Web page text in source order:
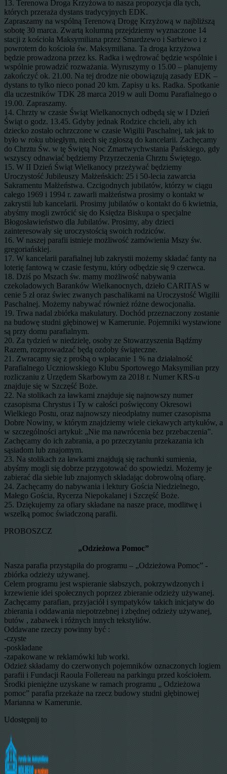
13. Terenowa Droga Krzyżowa to nasza propozycja dla tych,
których przeraża dystans tradycyjnych EDK.
Zapraszamy na wspólną Terenową Drogę Krzyżową w najbliższą
sobotę 30 marca. Zwartą kolumną przejdziemy wyznaczone 14
stacji z kościoła Maksymiliana przez Smardzewo i Sarbiewo i z
powrotem do kościoła św. Maksymiliana. Ta droga krzyżowa
będzie prowadzona przez ks. Radka i wędrować będzie wspólnie i
wspólnie prowadzić rozważania. Wyruszymy o 15.00 – planujemy
zakończyć ok. 21.00. Na tej drodze nie obowiązują zasady EDK –
dystans to tylko nieco ponad 20 km. Zapisy u ks. Radka. Spotkanie
dla uczestników TDK 28 marca 2019 w auli Domu Parafialnego o
19.00. Zapraszamy.
14. Chrzty w czasie Świąt Wielkanocnych odbędą się w I Dzień
Świąt o godz. 13.45. Gdyby jednak Rodzice chcieli, aby ich
dziecko zostało ochrzczone w czasie Wigilii Paschalnej, tak jak to
było w roku ubiegłym, niech się zgłoszą do kancelarii. Zachęcamy
do Chrztu Św. w tę Świętą Noc Zmartwychwstania Pańskiego, gdy
wszyscy odnawiać będziemy Przyrzeczenia Chrztu Świętego.
15. W II Dzień Świąt Wielkanocy przeżywać będziemy
Uroczystość Jubileuszy Małżeńskich: 25 i 50-lecia zawarcia
Sakramentu Małżeństwa. Czcigodnych jubilatów, którzy w ciągu
całego 1969 i 1994 r. zawarli małżeństwa prosimy o kontakt w
zakrystii lub kancelarii. Prosimy jubilatów o kontakt do 6 kwietnia,
abyśmy mogli zwrócić się do Księdza Biskupa o specjalne
Błogosławieństwo dla Jubilatów. Prosimy, aby dzieci
zainteresowały się uroczystością swoich rodziców.
16. W naszej parafii istnieje możliwość zamówienia Mszy św.
gregoriańskiej.
17. W kancelarii parafialnej lub zakrystii możemy składać fanty na
loterię fantową w czasie festynu, który odbędzie się 9 czerwca.
18. Dziś po Mszach św. mamy możliwość nabywania
czekoladowych Baranków Wielkanocnych, dzieło CARITAS w
cenie 5 zł oraz świec zwanych paschalikami na Uroczystość Wigilii
Paschalnej. Możemy nabywać również różne dewocjonalia.
19. Trwa nadal zbiórka makulatury. Dochód przeznaczony zostanie
na budowę studni głębinowej w Kamerunie. Pojemniki wystawione
są przy domu parafialnym.
20. Za tydzień w niedzielę, osoby ze Stowarzyszenia Bądźmy
Razem, rozprowadzać będą ozdoby świąteczne.
21. Zwracamy się z prośbą o wpłacanie 1 % na działalność
Parafialnego Uczniowskiego Klubu Sportowego Maksymilian przy
rozliczaniu z Urzędem Skarbowym za 2018 r. Numer KRS-u
znajduje się w Szczęść Boże.
22. Na stolikach za ławkami znajduje się najnowszy numer
czasopisma Chrystus i Ty w całości poświęcony Okresowi
Wielkiego Postu, oraz najnowszy nieodpłatny numer czasopisma
Dobre Nowiny, w którym znajdziemy wiele ciekawych artykułów, a
w szczególności artykuł: „Nie ma nawrócenia bez przebaczenia”.
Zachęcamy do ich zabrania, a po przeczytaniu przekazania ich
sąsiadom lub znajomym.
23. Na stolikach za ławkami znajdują się rachunki sumienia,
abyśmy mogli się dobrze przygotować do spowiedzi. Możemy je
zabierać dla siebie lub znajomych składając dobrowolną ofiarę.
24. Zachęcamy do nabywania i lektury Gościa Niedzielnego,
Małego Gościa, Rycerza Niepokalanej i Szczęść Boże.
25. Dziękujemy za ofiary składane na nasze prace, modlitwę i
wszelką pomoc świadczoną parafii.
PROBOSZCZ
„Odzieżowa Pomoc”
Nasza parafia przystąpiła do programu – „Odzieżowa Pomoc” -
zbiórka odzieży używanej.
Celem programu jest wspieranie słabszych, pokrzywdzonych i
krzewienie idei społecznych poprzez zbieranie odzieży używanej.
Zachęcamy parafian, przyjaciół i sympatyków takich inicjatyw do
zbierania i oddawania niepotrzebnej i zbędnej odzieży używanej,
butów , zabawek i różnych innych tekstyliów.
Oddawane rzeczy powinny być :
-czyste
-poskładane
-zapakowane w reklamówki lub worki.
Odzież składamy do czerwonych pojemników oznaczonych logiem
parafii i Fundacji Raoula Follereau na parkingu przed kościołem.
Środki pieniężne uzyskane w ramach programu „ Odzieżowa
pomoc” parafia przekaże na rzecz budowy studni głębinowej
Marianna w Kamerunie.
Udostępnij to